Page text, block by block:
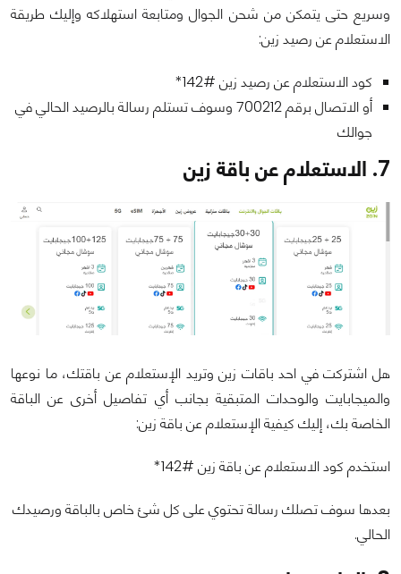
وسريع حتى يتمكن من شحن الجوال ومتابعة استهلاكه وإليك طريقة
الاستعلام عن رصيد زين:
كود الاستعلام عن رصيد زين #142*
أو الاتصال برقم 700212 وسوف تستلم رسالة بالرصيد الحالي في
جوالك
7. الاستعلام عن باقة زين
هل اشتركت في احد باقات زين وتريد الإستعلام عن باقتك، ما نوعها
والميجابايت والوحدات المتبقية بجانب أي تفاصيل أخرى عن الباقة
الخاصة بك، إليك كيفية الإستعلام عن باقة زين:
استخدم كود الاستعلام عن باقة زين #142*
بعدها سوف تصلك رسالة تحتوي على كل شئ خاص بالباقة ورصيدك
الحالي.